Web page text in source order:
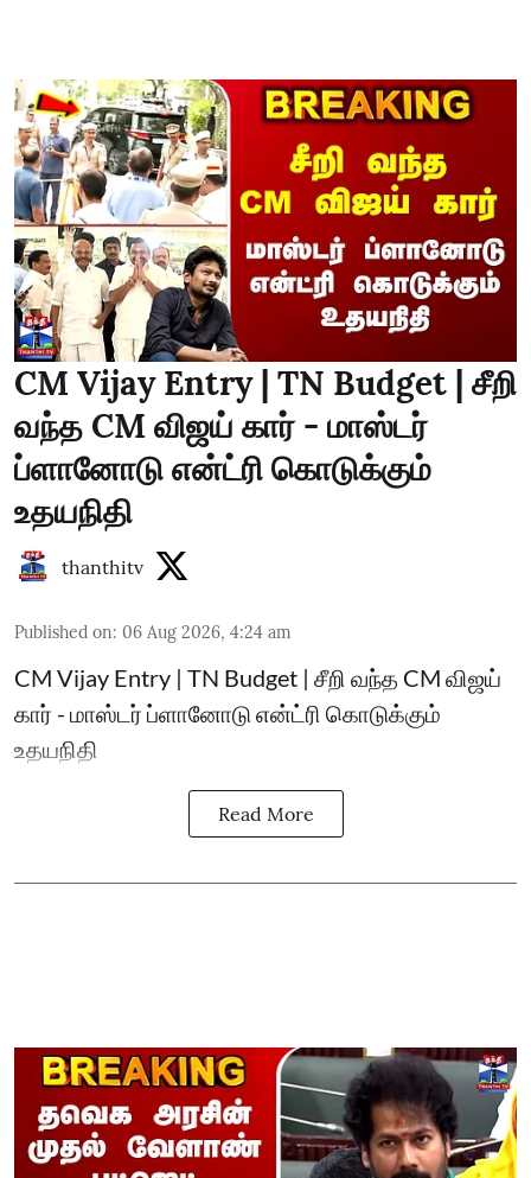
CM Vijay Entry | TN Budget | சீறி
வந்த CM விஜய் கார் - மாஸ்டர்
ப்ளானோடு என்ட்ரி கொடுக்கும்
உதயநிதி
thanthitv
Published on: 06 Aug 2026, 4:24 am
CM Vijay Entry | TN Budget | சீறி வந்த CM விஜய்
கார் - மாஸ்டர் ப்ளானோடு என்ட்ரி கொடுக்கும்
உதயநிதி
Read More